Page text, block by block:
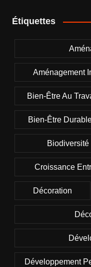
Étiquettes
Aménagement
Bien-Être Au
Bien-Être
Biodiversité
Croissance
Décoration
Développement